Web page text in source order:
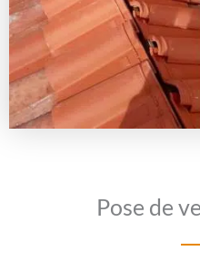
Pose de